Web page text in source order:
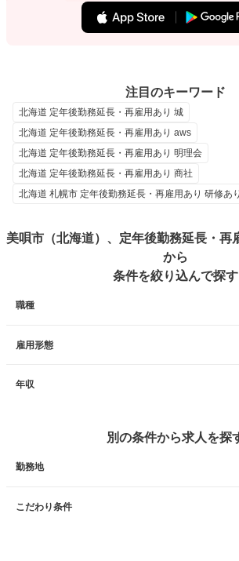
注目のキーワード
北海道 定年後勤務延長・再雇用あり 城
北海道 定年後勤務延長・再雇用あり aws
北海道 定年後勤務延長・再雇用あり 明理会
北海道 定年後勤務延長・再雇用あり 商社
北海道 札幌市 定年後勤務延長・再雇用あり 研修あり
美唄市（北海道）、定年後勤務延長・再
から
条件を絞り込んで探す
職種
雇用形態
年収
別の条件から求人を探
勤務地
こだわり条件